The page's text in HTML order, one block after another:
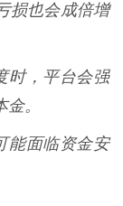
损也会成倍增
时，平台会强
。
能面临资金安